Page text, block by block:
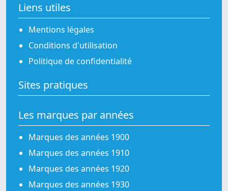
Liens utiles
Mentions légales
Conditions d'utilisation
Politique de confidentialité
Sites pratiques
Les marques par années
Marques des années 1900
Marques des années 1910
Marques des années 1920
Marques des années 1930